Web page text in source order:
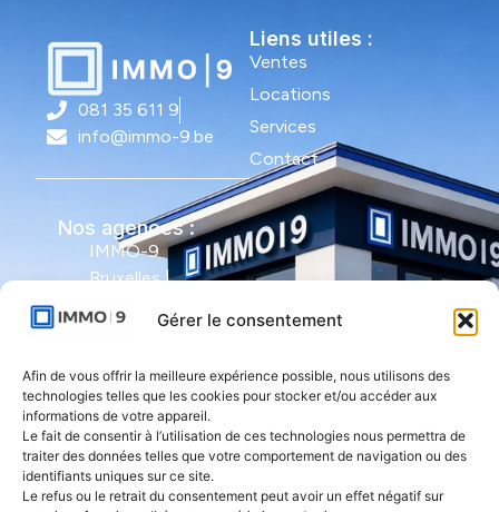
Gérer le consentement
Afin de vous offrir la meilleure expérience possible, nous utilisons des
technologies telles que les cookies pour stocker et/ou accéder aux
informations de votre appareil.
Le fait de consentir à l’utilisation de ces technologies nous permettra de
traiter des données telles que votre comportement de navigation ou des
identifiants uniques sur ce site.
Le refus ou le retrait du consentement peut avoir un effet négatif sur
081 35 611 9
info@immo-9.be
Nos agences :
IMMO-9
Bruxelles |
491 - bte 12 |
IMMO-9 Namur |
Rue de l'Armée
Grouchy 1 |
5000 Namur
Liens utiles :
Ventes
Locations
Services
Contact